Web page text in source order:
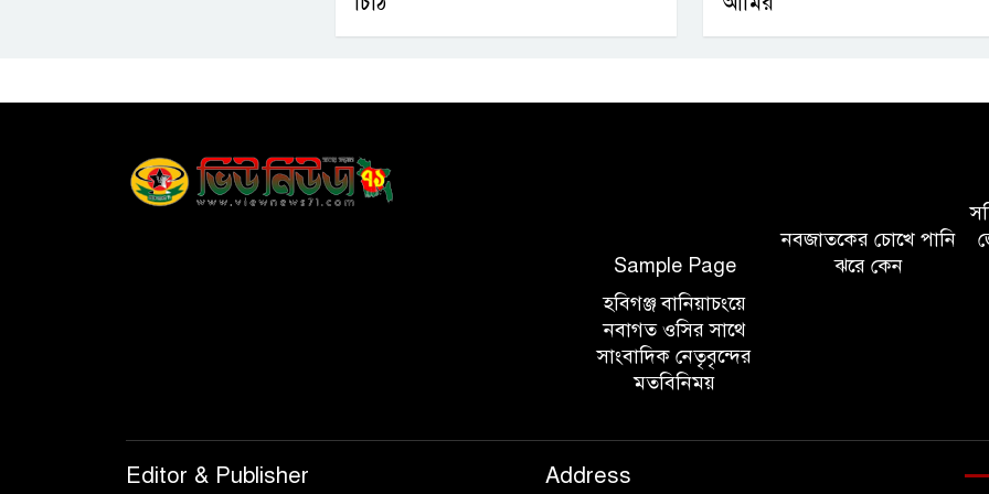
Sample Page
নবজাতকের চোখে পানি
ঝরে কেন
হবিগঞ্জ বানিয়াচংয়ে
নবাগত ওসির সাথে
সাংবাদিক নেতৃবৃন্দের
মতবিনিময়
Editor & Publisher Address